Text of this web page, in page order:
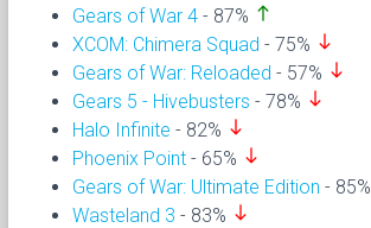
Gears of War 4 - 87% north
XCOM: Chimera Squad - 75% south
Gears of War: Reloaded - 57% south
Gears 5 - Hivebusters - 78% south
Halo Infinite - 82% south
Phoenix Point - 65% south
Gears of War: Ultimate Edition - 85%
Wasteland 3 - 83% south